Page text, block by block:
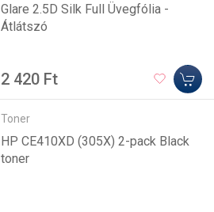
Glare 2.5D Silk Full Üvegfólia -
Átlátszó
2 420 Ft
Toner
HP CE410XD (305X) 2-pack Black
toner